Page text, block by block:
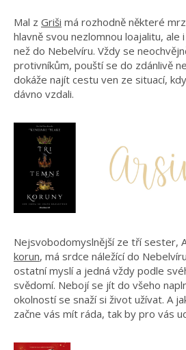
Mal z Griši má rozhodně některé
hlavně svou nezlomnou loajalitu,
než do Nebelvíru. Vždy se
protivníkům, pouští se do zdánlivě
dokáže najít cestu ven ze situací,
dávno vzdali.
Nejsvobodomyslnější ze tří sester,
korun, má srdce náležící do
ostatní myslí a jedná vždy podle
svědomí. Nebojí se jít do všeho
okolností se snaží si život užívat. A
začne vás mít ráda, tak by pro vás